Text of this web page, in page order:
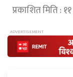
प्रकाशित मिति :